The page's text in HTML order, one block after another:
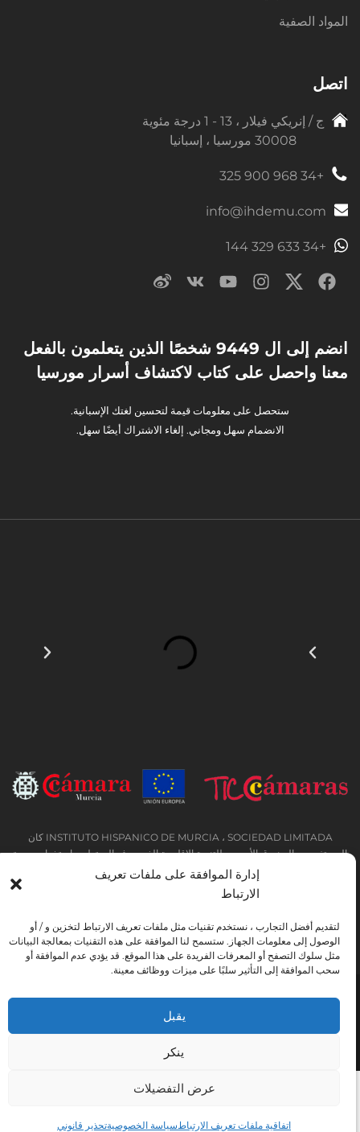
إدارة الموافقة على ملفات تعريف
الارتباط
لتقديم أفضل التجارب ، نستخدم تقنيات مثل ملفات تعريف الارتباط لتخزين و / أو
الوصول إلى معلومات الجهاز. ستسمح لنا الموافقة على هذه التقنيات بمعالجة البيانات
مثل سلوك التصفح أو المعرفات الفريدة على هذا الموقع. قد يؤدي عدم الموافقة أو
سحب الموافقة إلى التأثير سلبًا على ميزات ووظائف معينة.
يقبل
ينكر
عرض التفضيلات
اتفاقية ملفات تعريف الارتباطسياسة الخصوصيةتحذير قانوني
المواد الصفية
اتصل
ج / إنريكي فيلار ، 13 - 1 درجة مئوية
30008 مورسيا ، إسبانيا
+34 968 900 325
info@ihdemu.com
+34 633 329 144
انضم إلى ال 9449 شخصًا الذين يتعلمون بالفعل
معنا واحصل على كتاب لاكتشاف أسرار مورسيا
ستحصل على معلومات قيمة لتحسين لغتك الإسبانية.
الانضمام سهل ومجاني. إلغاء الاشتراك أيضًا سهل.
INSTITUTO HISPANICO DE MURCIA ، SOCIEDAD LIMITADA كان
المستفيد من الصندوق الأوروبي للتنمية الإقليمية الذي يهدف إلى تطوير استخدام وجودة
تكنولوجيا المعلومات والاتصالات وإمكانية الوصول إليها ، وبفضل ذلك نفذت الحلول
التالية: التواجد عبر الإنترنت من خلال موقع إلكتروني. تم اتخاذ الإجراء الحالي في عام
تحذير قانوني سياسة خاصة
شروط الحجز